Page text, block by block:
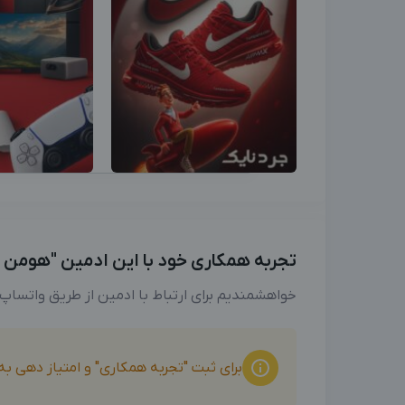
تجربه همکاری خود با این ادمین "هومن
خواهشمندیم برای ارتباط با ادمین از طریق
برای ثبت "تجربه همکاری" و امتیاز دهی